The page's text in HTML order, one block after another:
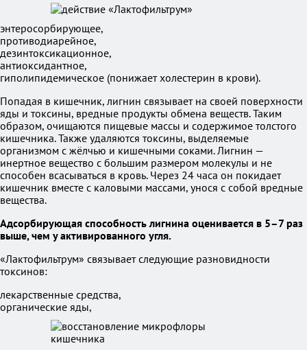
энтеросорбирующее,
противодиарейное,
дезинтоксикационное,
антиоксидантное,
гиполипидемическое (понижает холестерин в крови).
Попадая в кишечник, лигнин связывает на своей поверхности
яды и токсины, вредные продукты обмена веществ. Таким
образом, очищаются пищевые массы и содержимое толстого
кишечника. Также удаляются токсины, выделяемые
организмом с жёлчью и кишечными соками. Лигнин —
инертное вещество с большим размером молекулы и не
способен всасываться в кровь. Через 24 часа он покидает
кишечник вместе с каловыми массами, унося с собой вредные
вещества.
Адсорбирующая способность лигнина оценивается в 5–7 раз
выше, чем у активированного угля.
«Лактофильтрум» связывает следующие разновидности
токсинов:
лекарственные средства,
органические яды,